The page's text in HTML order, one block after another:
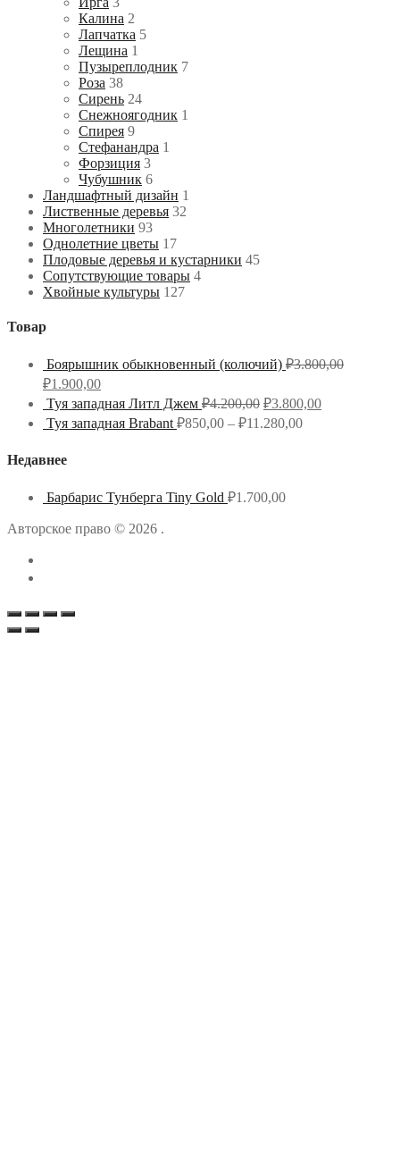
Калина 2
Лапчатка 5
Лещина 1
Пузыреплодник 7
Роза 38
Сирень 24
Снежноягодник 1
Спирея 9
Стефанандра 1
Форзиция 3
Чубушник 6
Ландшафтный дизайн 1
Лиственные деревья 32
Многолетники 93
Однолетние цветы 17
Плодовые деревья и кустарники 45
Сопутствующие товары 4
Хвойные культуры 127
Товар
Боярышник обыкновенный (колючий) ₽3.800,00
₽1.900,00
Туя западная Литл Джем ₽4.200,00 ₽3.800,00
Туя западная Brabant ₽850,00 – ₽11.280,00
Недавнее
Барбарис Тунберга Tiny Gold ₽1.700,00
Авторское право © 2026 .